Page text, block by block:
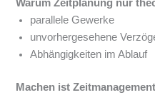
Warum Zeitplanung nur
parallele Gewerke
unvorhergesehene
Abhängigkeiten im Ablauf
Machen ist